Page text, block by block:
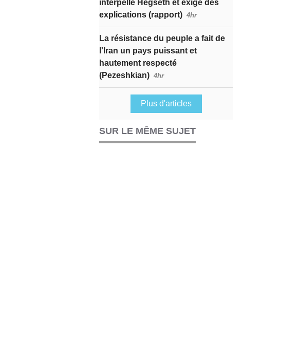
interpelle Hegseth et exige des
explications (rapport) 4hr
La résistance du peuple a fait de
l'Iran un pays puissant et
hautement respecté
(Pezeshkian) 4hr
Plus d'articles
SUR LE MÊME SUJET